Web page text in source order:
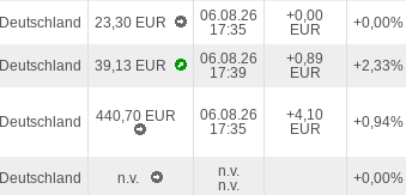
Deutschland 23,30 EUR
06.08.26
17:35
+0,00
EUR
+0,00%
Deutschland 39,13 EUR
06.08.26
17:39
+0,89
EUR
+2,33%
Deutschland 440,70 EUR
06.08.26
17:35
+4,10
EUR
+0,94%
Deutschland n.v.
n.v.
n.v.
+0,00%